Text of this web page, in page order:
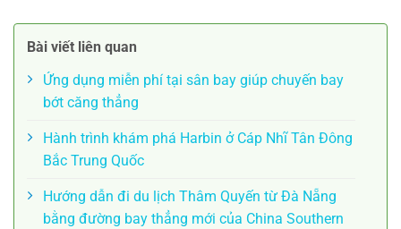
Bài viết liên quan
Ứng dụng miễn phí tại sân bay giúp chuyến bay
bớt căng thẳng
Hành trình khám phá Harbin ở Cáp Nhĩ Tân Đông
Bắc Trung Quốc
Hướng dẫn đi du lịch Thâm Quyến từ Đà Nẵng
bằng đường bay thẳng mới của China Southern